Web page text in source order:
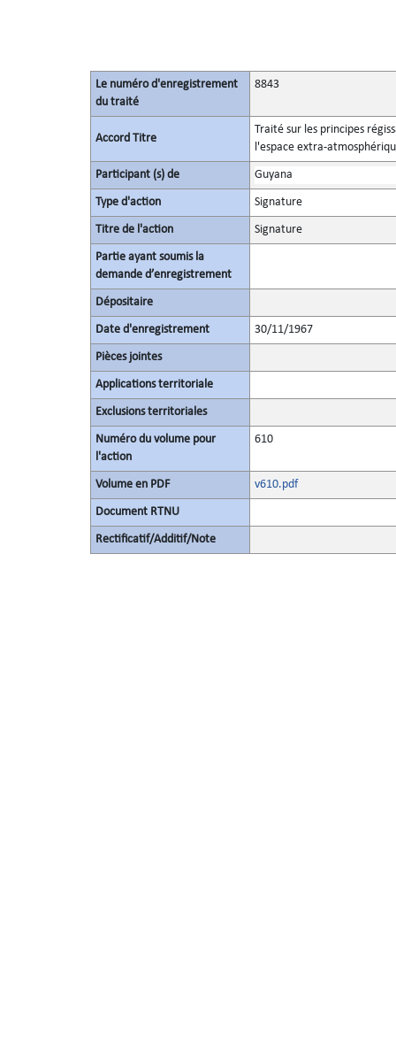
Le numéro d'enregistrement
du traité
8843
Accord Titre
Traité sur les principes
l'espace extra-
Participant (s) de Guyana
Type d'action Signature
Titre de l'action Signature
Partie ayant soumis la
demande d’enregistrement
Dépositaire
Date d'enregistrement 30/11/1967
Pièces jointes
Applications territoriale
Exclusions territoriales
Numéro du volume pour
l'action
610
Volume en PDF v610.pdf
Document RTNU
Rectificatif/Additif/Note